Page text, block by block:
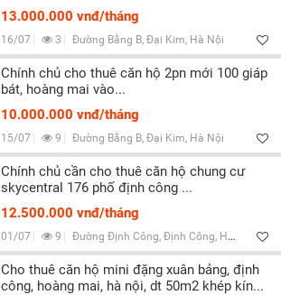
13.000.000 vnđ/tháng
16/07 3 Đường Bằng B, Đại Kim, Hà Nội
Chính chủ cho thuê căn hộ 2pn mới 100 giáp
bát, hoàng mai vào...
10.000.000 vnđ/tháng
15/07 9 Đường Bằng B, Đại Kim, Hà Nội
Chính chủ cần cho thuê căn hộ chung cư
skycentral 176 phố định công ...
12.500.000 vnđ/tháng
01/07 9 Đường Định Công, Định Công, Hà Nội
Cho thuê căn hộ mini đặng xuân bảng, định
công, hoàng mai, hà nội, dt 50m2 khép kín...